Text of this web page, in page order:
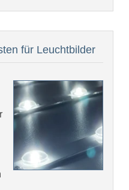
für Leuchtbilder